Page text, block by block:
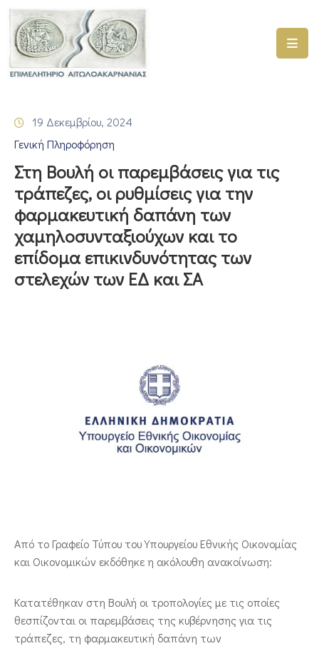
ΑΡΧΙΚΗ
ΓΕΜΗ
–
ΠΡΟΓΡΑΜΜΑΤΑ
ΕΠΙΜΕΛΗΤΗΡΙΟΥ
ΣΥΜΜΕΤΟΧΗ
ΣΕ
ΕΤΑΙΡΕΙΕΣ
19 Δεκεμβρίου, 2024
Γενική Πληροφόρηση
Στη Βουλή οι παρεμβάσεις για τις
τράπεζες, οι ρυθμίσεις για την
φαρμακευτική δαπάνη των
χαμηλοσυνταξιούχων και το
επίδομα επικινδυνότητας των
στελεχών των ΕΔ και ΣΑ
Από το Γραφείο Τύπου του Υπουργείου Εθνικής Οικονομίας
και Οικονομικών εκδόθηκε η ακόλουθη ανακοίνωση:
Κατατέθηκαν στη Βουλή οι τροπολογίες με τις οποίες
θεσπίζονται οι παρεμβάσεις της κυβέρνησης για τις
τράπεζες, τη φαρμακευτική δαπάνη των